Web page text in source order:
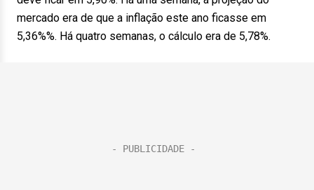
mercado era de que a inflação este ano ficasse em
5,36%%. Há quatro semanas, o cálculo era de 5,78%.